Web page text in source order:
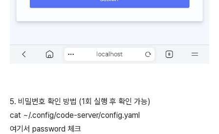
5. 비밀번호 확인 방법 (1회 실행 후 확인 가능)
cat ~/.config/code-server/config.yaml
여기서 password 체크